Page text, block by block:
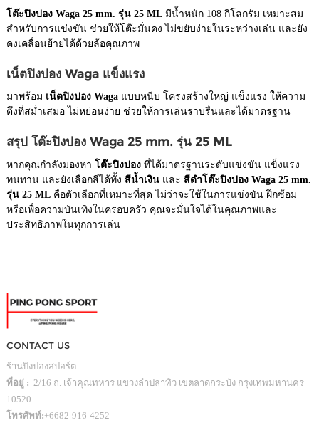
โต๊ะปิงปอง Waga 25 mm. รุ่น 25 ML มีน้ำหนัก 108 กิโลกรัม เหมาะสม
สำหรับการแข่งขัน ช่วยให้โต๊ะมั่นคง ไม่ขยับง่ายในระหว่างเล่น และยัง
คงเคลื่อนย้ายได้ด้วยล้อคุณภาพ
เน็ตปิงปอง Waga แข็งแรง
มาพร้อม เน็ตปิงปอง Waga แบบหนีบ โครงสร้างใหญ่ แข็งแรง ให้ความ
ตึงที่สม่ำเสมอ ไม่หย่อนง่าย ช่วยให้การเล่นราบรื่นและได้มาตรฐาน
สรุป โต๊ะปิงปอง Waga 25 mm. รุ่น 25 ML
หากคุณกำลังมองหา โต๊ะปิงปอง ที่ได้มาตรฐานระดับแข่งขัน แข็งแรง
ทนทาน และยังเลือกสีได้ทั้ง สีน้ำเงิน และ สีดำโต๊ะปิงปอง Waga 25 mm.
รุ่น 25 ML คือตัวเลือกที่เหมาะที่สุด ไม่ว่าจะใช้ในการแข่งขัน ฝึกซ้อม
หรือเพื่อความบันเทิงในครอบครัว คุณจะมั่นใจได้ในคุณภาพและ
ประสิทธิภาพในทุกการเล่น
CONTACT US
ร้านปิงปองสปอร์ต
ที่อยู่ : 2/16 ถ. เจ้าคุณทหาร แขวงลำปลาทิว เขตลาดกระบัง กรุงเทพมหานคร
10520
โทรศัพท์:+6682-916-4252